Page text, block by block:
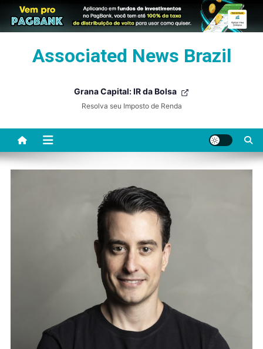
Associated News Brazil
Grana Capital: IR da Bolsa
Resolva seu Imposto de Renda